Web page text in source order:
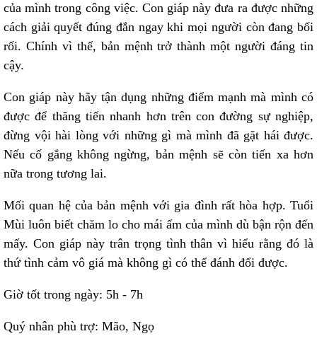
của mình trong công việc. Con giáp này đưa ra được những
cách giải quyết đúng đắn ngay khi mọi người còn đang bối
rối. Chính vì thế, bản mệnh trở thành một người đáng tin
cậy.
Con giáp này hãy tận dụng những điểm mạnh mà mình có
được để thăng tiến nhanh hơn trên con đường sự nghiệp,
đừng vội hài lòng với những gì mà mình đã gặt hái được.
Nếu cố gắng không ngừng, bản mệnh sẽ còn tiến xa hơn
nữa trong tương lai.
Mối quan hệ của bản mệnh với gia đình rất hòa hợp. Tuổi
Mùi luôn biết chăm lo cho mái ấm của mình dù bận rộn đến
mấy. Con giáp này trân trọng tình thân vì hiểu rằng đó là
thứ tình cảm vô giá mà không gì có thể đánh đổi được.
Giờ tốt trong ngày: 5h - 7h
Quý nhân phù trợ: Mão, Ngọ